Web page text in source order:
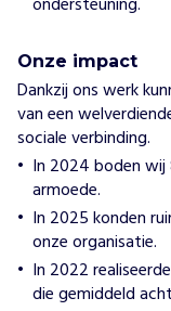
ondersteuning.
Onze impact
Dankzij ons werk
van een
sociale verbinding.
In 2024 boden wij
armoede.
In 2025 konden
onze organisatie.
In 2022
die gemiddeld